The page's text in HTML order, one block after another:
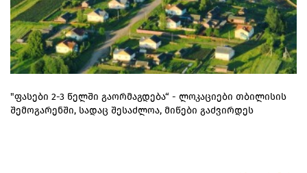
"ფასები 2-3 წელში გაორმაგდება“ - ლოკაციები თბილისის
შემოგარენში, სადაც შესაძლოა, მიწები გაძვირდეს